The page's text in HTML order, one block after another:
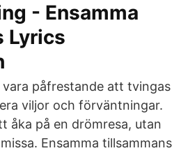
- Ensamma
Lyrics
påfrestande att tvingas
viljor och förväntningar.
åka på en drömresa, utan
Ensamma tillsammans